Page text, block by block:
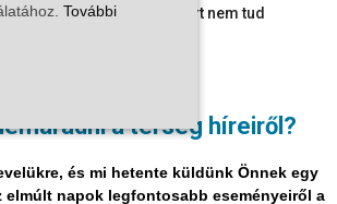
a térség híreiről?
és mi hetente küldünk Önnek egy
elmúlt napok legfontosabb eseményeiről a
történik Európa felett? Ezért nem tud
a nyári karbantartási munkálatok
– útburkolati jeleket festenek és...
További